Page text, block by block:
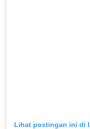
Lihat postingan ini di